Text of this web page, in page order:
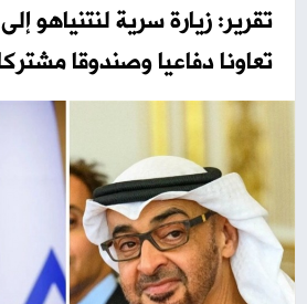
تقرير: زيارة سرية لنتنياهو
تعاونا دفاعيا وصندوقا